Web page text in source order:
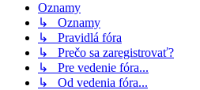
Oznamy
↳ Oznamy
↳ Pravidlá fóra
↳ Prečo sa zaregistrovať?
↳ Pre vedenie fóra...
↳ Od vedenia fóra...